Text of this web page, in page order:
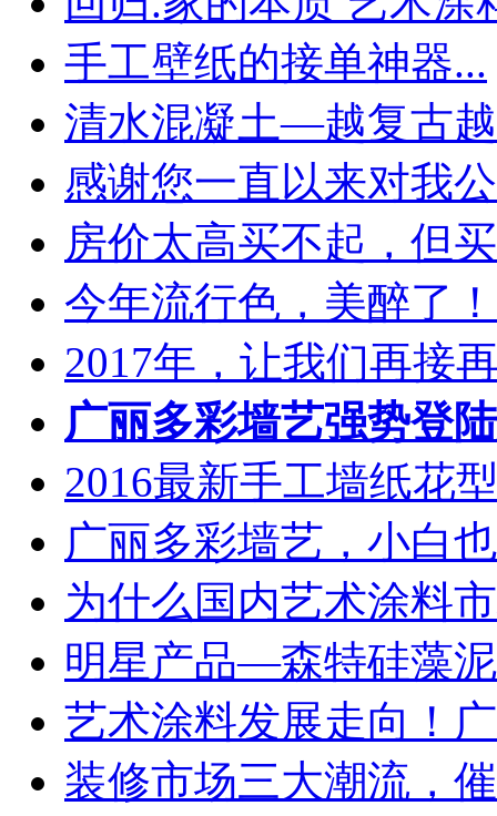
手工壁纸的接单神器...
清水混凝土—越复古
感谢您一直以来对我
房价太高买不起，但
今年流行色，美醉了
2017年，让我们再接
广丽多彩墙艺强势登
2016最新手工墙纸花
广丽多彩墙艺，小白
为什么国内艺术涂料
明星产品—森特硅藻
艺术涂料发展走向！
装修市场三大潮流，